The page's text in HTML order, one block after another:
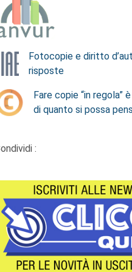
Fotocopie e diritto
risposte
Fare copie “in regola”
di quanto si possa
: